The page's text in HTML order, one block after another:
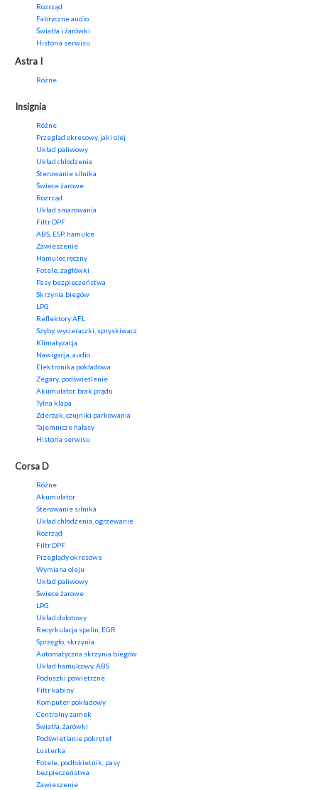
Rozrząd
Fabryczne audio
Światła i żarówki
Historia serwisu
Astra I
Różne
Insignia
Różne
Przegląd okresowy, jaki olej
Układ paliwowy
Układ chłodzenia
Sterowanie silnika
Świece żarowe
Rozrząd
Układ smarowania
Filtr DPF
ABS, ESP, hamulce
Zawieszenie
Hamulec ręczny
Fotele, zagłówki
Pasy bezpieczeństwa
Skrzynia biegów
LPG
Reflektory AFL
Szyby, wycieraczki, spryskiwacz
Klimatyzacja
Nawigacja, audio
Elektronika pokładowa
Zegary, podświetlenie
Akumulator, brak prądu
Tylna klapa
Zderzak, czujniki parkowania
Tajemnicze hałasy
Historia serwisu
Corsa D
Różne
Akumulator
Sterowanie silnika
Układ chłodzenia, ogrzewanie
Rozrząd
Filtr DPF
Przeglądy okresowe
Wymiana oleju
Układ paliwowy
Świece żarowe
LPG
Układ dolotowy
Recyrkulacja spalin, EGR
Sprzęgło, skrzynia
Automatyczna skrzynia biegów
Układ hamulcowy, ABS
Poduszki powietrzne
Filtr kabiny
Komputer pokładowy
Centralny zamek
Światła, żarówki
Podświetlanie pokręteł
Lusterka
Fotele, podłokietnik, pasy
bezpieczeństwa
Zawieszenie